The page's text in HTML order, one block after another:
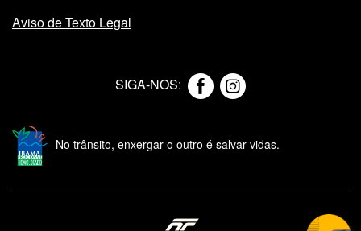
Aviso de Texto Legal
SIGA-NOS:
No trânsito, enxergar o outro é salvar vidas.